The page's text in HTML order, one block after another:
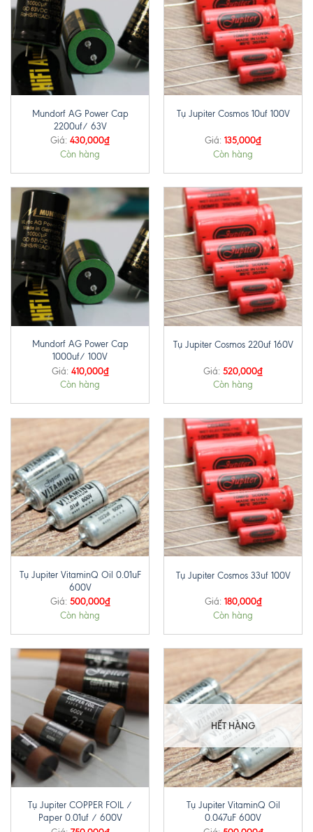
Mundorf AG Power Cap
2200uf/ 63V
Giá: 430,000₫
Còn hàng
Tụ Jupiter Cosmos 10uf 100V
Giá: 135,000₫
Còn hàng
Mundorf AG Power Cap
1000uf/ 100V
Giá: 410,000₫
Còn hàng
Tụ Jupiter Cosmos 220uf 160V
Giá: 520,000₫
Còn hàng
Tụ Jupiter VitaminQ Oil 0.01uF
600V
Giá: 500,000₫
Còn hàng
Tụ Jupiter Cosmos 33uf 100V
Giá: 180,000₫
Còn hàng
Tụ Jupiter COPPER FOIL /
Paper 0.01uf / 600V
HẾT HÀNG
Tụ Jupiter VitaminQ Oil
0.047uF 600V